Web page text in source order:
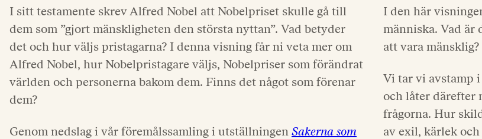
I sitt testamente skrev Alfred Nobel att Nobelpriset skulle gå till
dem som ”gjort mänskligheten den största nyttan”. Vad betyder
det och hur väljs pristagarna? I denna visning får ni veta mer om
Alfred Nobel, hur Nobelpristagare väljs, Nobelpriser som förändrat
världen och personerna bakom dem. Finns det något som förenar
dem?
Genom nedslag i vår föremålssamling i utställningen Sakerna som
I den här
människa. Vad är
att vara mänsklig?
Vi tar vi avstamp
och låter därefter
frågorna. Hur
av exil, kärlek